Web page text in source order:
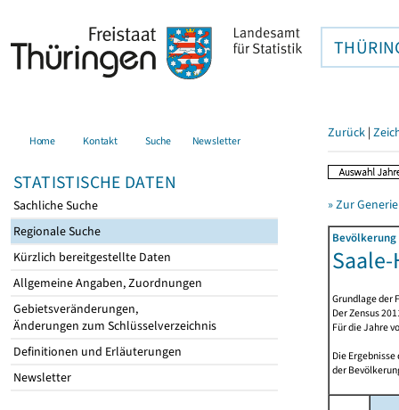
Home Kontakt Suche Newsletter
STATISTISCHE DATEN
Sachliche Suche
Regionale Suche
Kürzlich bereitgestellte Daten
Allgemeine Angaben, Zuordnungen
Gebietsveränderungen,
Änderungen zum Schlüsselverzeichnis
Definitionen und Erläuterungen
Newsletter
Zurück |
» Zur
Grundlage der
Der Zensus
Für die Jahre
Die
der